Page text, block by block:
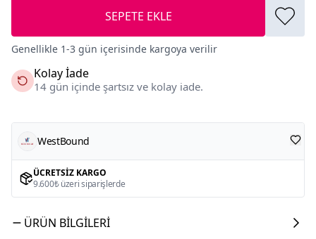
SEPETE EKLE
Genellikle 1-3 gün içerisinde kargoya verilir
Kolay İade
14 gün içinde şartsız ve kolay iade.
WestBound
ÜCRETSIZ KARGO
9.600₺ üzeri siparişlerde
ÜRÜN BILGILERI